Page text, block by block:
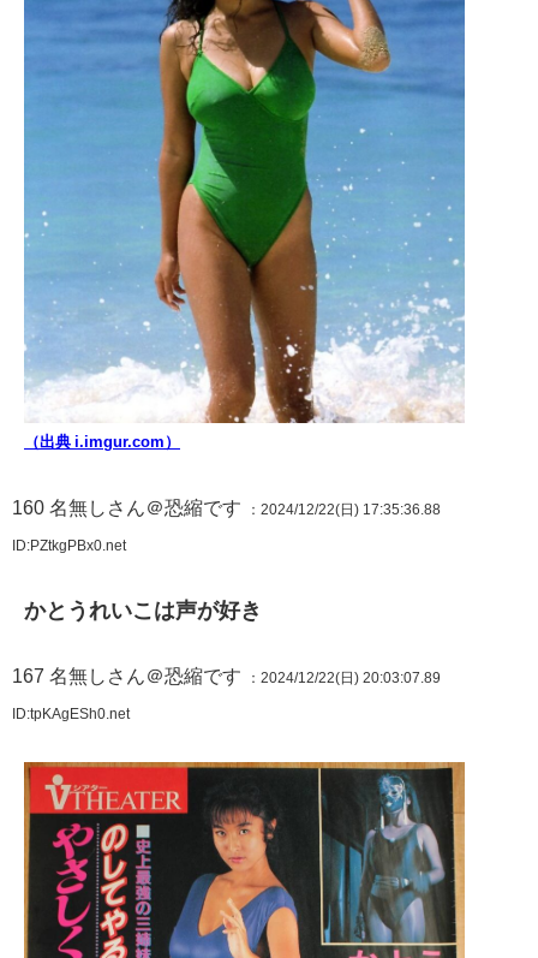
（出典 i.imgur.com）
160 名無しさん＠恐縮です ：2024/12/22(日) 17:35:36.88
ID:PZtkgPBx0.net
かとうれいこは声が好き
167 名無しさん＠恐縮です ：2024/12/22(日) 20:03:07.89
ID:tpKAgESh0.net